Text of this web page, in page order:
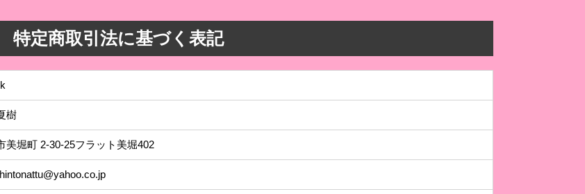
特定商取引法に基づく表記
樹
美堀町 2-30-25フラット美堀402